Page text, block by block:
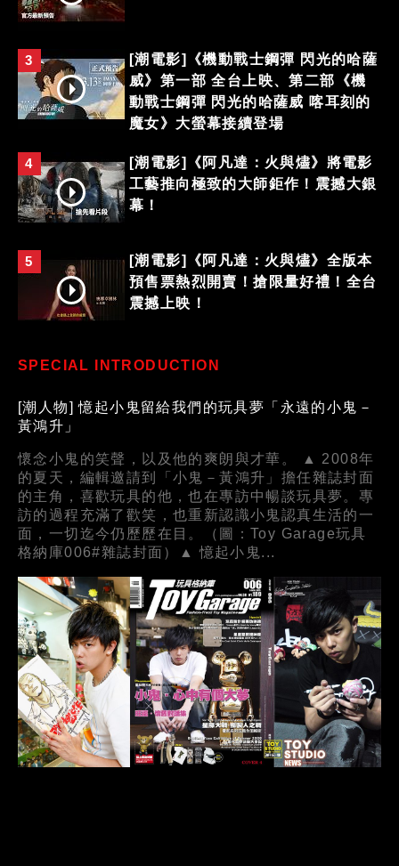
3
[潮電影]《機動戰士鋼彈 閃光的哈薩
威》第一部 全台上映、第二部《機
動戰士鋼彈 閃光的哈薩威 喀耳刻的
魔女》大螢幕接續登場
4
[潮電影]《阿凡達：火與燼》將電影
工藝推向極致的大師鉅作！震撼大銀
幕！
5
[潮電影]《阿凡達：火與燼》全版本
預售票熱烈開賣！搶限量好禮！全台
震撼上映！
SPECIAL INTRODUCTION
[潮人物] 憶起小鬼留給我們的玩具夢「永遠的小鬼－
黃鴻升」
懷念小鬼的笑聲，以及他的爽朗與才華。 ▲ 2008年
的夏天，編輯邀請到「小鬼－黃鴻升」擔任雜誌封面
的主角，喜歡玩具的他，也在專訪中暢談玩具夢。專
訪的過程充滿了歡笑，也重新認識小鬼認真生活的一
面，一切迄今仍歷歷在目。（圖：Toy Garage玩具
格納庫006#雜誌封面）▲ 憶起小鬼...